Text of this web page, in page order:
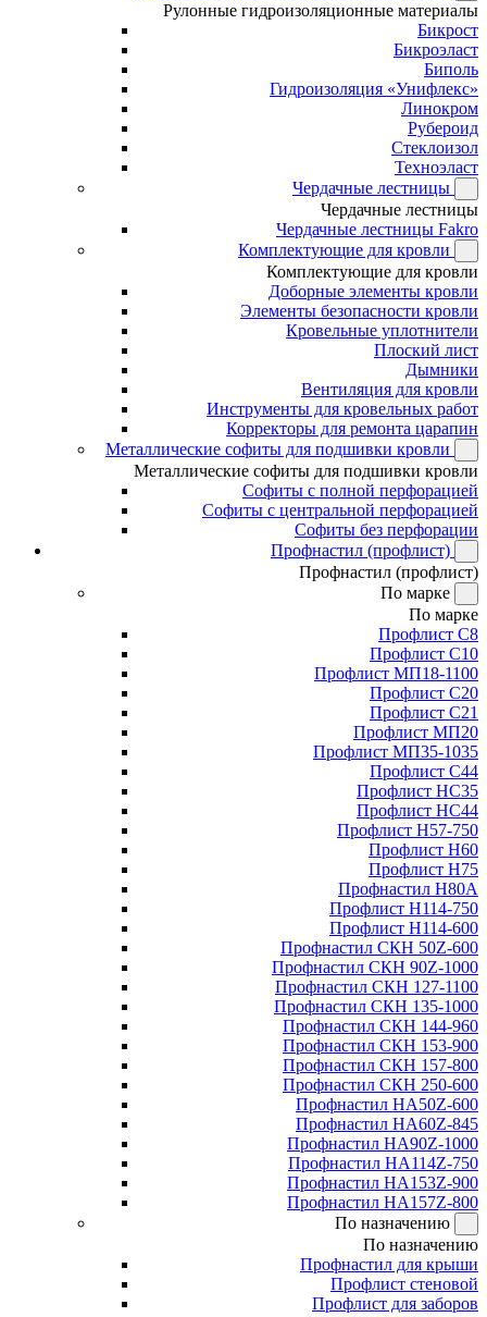
Рулонные гидроизоляционные материалы
Бикрост
Бикроэласт
Биполь
Гидроизоляция «Унифлекс»
Линокром
Рубероид
Стеклоизол
Техноэласт
Чердачные лестницы
Чердачные лестницы
Чердачные лестницы Fakro
Комплектующие для кровли
Комплектующие для кровли
Доборные элементы кровли
Элементы безопасности кровли
Кровельные уплотнители
Плоский лист
Дымники
Вентиляция для кровли
Инструменты для кровельных работ
Корректоры для ремонта царапин
Металлические софиты для подшивки кровли
Металлические софиты для подшивки кровли
Софиты с полной перфорацией
Софиты с центральной перфорацией
Софиты без перфорации
Профнастил (профлист)
Профнастил (профлист)
По марке
По марке
Профлист С8
Профлист С10
Профлист МП18-1100
Профлист С20
Профлист С21
Профлист МП20
Профлист МП35-1035
Профлист С44
Профлист НС35
Профлист НС44
Профлист Н57-750
Профлист Н60
Профлист Н75
Профнастил Н80А
Профлист Н114-750
Профлист Н114-600
Профнастил СКН 50Z-600
Профнастил СКН 90Z-1000
Профнастил СКН 127-1100
Профнастил СКН 135-1000
Профнастил СКН 144-960
Профнастил СКН 153-900
Профнастил СКН 157-800
Профнастил СКН 250-600
Профнастил НА50Z-600
Профнастил НА60Z-845
Профнастил НА90Z-1000
Профнастил НА114Z-750
Профнастил НА153Z-900
Профнастил НА157Z-800
По назначению
По назначению
Профнастил для крыши
Профлист стеновой
Профлист для заборов